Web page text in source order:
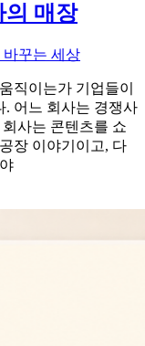
의 매장
꾸는 세상
직이는가 기업들이
. 어느 회사는 경쟁사
사는 콘텐츠를 쇼
장 이야기이고, 다